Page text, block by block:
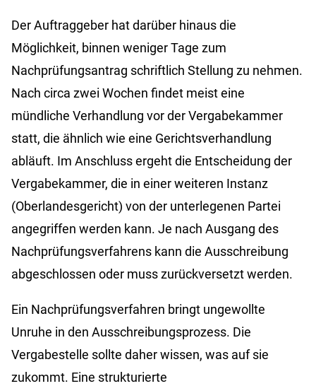
Der Auftraggeber hat darüber hinaus die
Möglichkeit, binnen weniger Tage zum
Nachprüfungsantrag schriftlich Stellung zu nehmen.
Nach circa zwei Wochen findet meist eine
mündliche Verhandlung vor der Vergabekammer
statt, die ähnlich wie eine Gerichtsverhandlung
abläuft. Im Anschluss ergeht die Entscheidung der
Vergabekammer, die in einer weiteren Instanz
(Oberlandesgericht) von der unterlegenen Partei
angegriffen werden kann. Je nach Ausgang des
Nachprüfungsverfahrens kann die Ausschreibung
abgeschlossen oder muss zurückversetzt werden.
Ein Nachprüfungsverfahren bringt ungewollte
Unruhe in den Ausschreibungsprozess. Die
Vergabestelle sollte daher wissen, was auf sie
zukommt. Eine strukturierte